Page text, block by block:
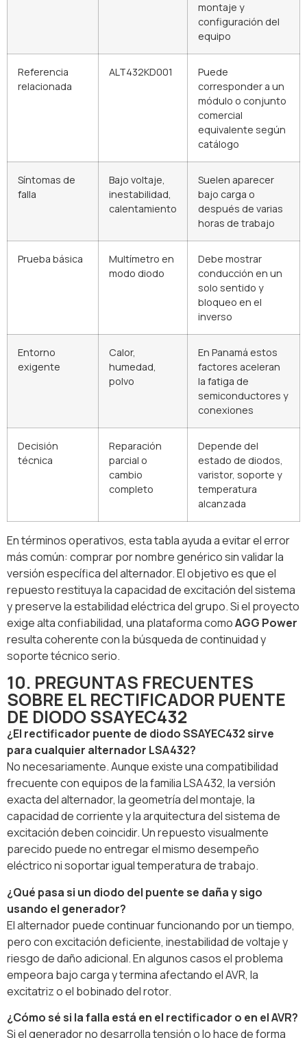
montaje y
configuración del
equipo
Referencia
relacionada
ALT432KD001
Puede
corresponder a un
módulo o conjunto
comercial
equivalente según
catálogo
Síntomas de
falla
Bajo voltaje,
inestabilidad,
calentamiento
Suelen aparecer
bajo carga o
después de varias
horas de trabajo
Prueba básica
Multímetro en
modo diodo
Debe mostrar
conducción en un
solo sentido y
bloqueo en el
inverso
Entorno
exigente
Calor,
humedad,
polvo
En Panamá estos
factores aceleran
la fatiga de
semiconductores y
conexiones
Decisión
técnica
Reparación
parcial o
cambio
completo
Depende del
estado de diodos,
varistor, soporte y
temperatura
alcanzada
En términos operativos, esta tabla ayuda a evitar el error
más común: comprar por nombre genérico sin validar la
versión específica del alternador. El objetivo es que el
repuesto restituya la capacidad de excitación del sistema
y preserve la estabilidad eléctrica del grupo. Si el proyecto
exige alta confiabilidad, una plataforma comoAGG Power
resulta coherente con la búsqueda de continuidad y
soporte técnico serio.
10. PREGUNTAS FRECUENTES
SOBRE EL RECTIFICADOR PUENTE
DE DIODO SSAYEC432
¿El rectificador puente de diodo SSAYEC432 sirve
para cualquier alternador LSA432?
No necesariamente. Aunque existe una compatibilidad
frecuente con equipos de la familia LSA432, la versión
exacta del alternador, la geometría del montaje, la
capacidad de corriente y la arquitectura del sistema de
excitación deben coincidir. Un repuesto visualmente
parecido puede no entregar el mismo desempeño
eléctrico ni soportar igual temperatura de trabajo.
¿Qué pasa si un diodo del puente se daña y sigo
usando el generador?
El alternador puede continuar funcionando por un tiempo,
pero con excitación deficiente, inestabilidad de voltaje y
riesgo de daño adicional. En algunos casos el problema
empeora bajo carga y termina afectando el AVR, la
excitatriz o el bobinado del rotor.
¿Cómo sé si la falla está en el rectificador o en el AVR?
Si el generador no desarrolla tensión o lo hace de forma